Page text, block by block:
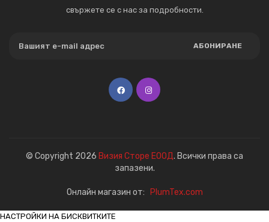
свържете се с нас за подробности.
АБОНИРАНЕ
© Copyright 2026 Визия Сторе ЕООД. Всички права са
запазени.
Онлайн магазин от: PlumTex.com
НАСТРОЙКИ НА БИСКВИТКИТЕ